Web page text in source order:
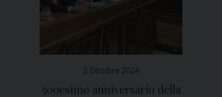
2 Ottobre 2024
500esimo anniversario della